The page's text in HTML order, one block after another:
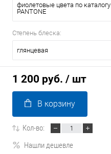
фиолетовые цвета по каталогу
PANTONE
Степень блеска:
глянцевая
1 200 руб. / шт
В корзину
Кол-во:
Нашли дешевле